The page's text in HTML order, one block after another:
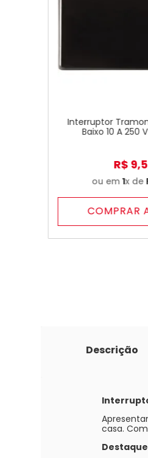
Interruptor
Baixo 10 A 250
R$ 9,
ou em1x de
COMPRAR
Descrição
casa.